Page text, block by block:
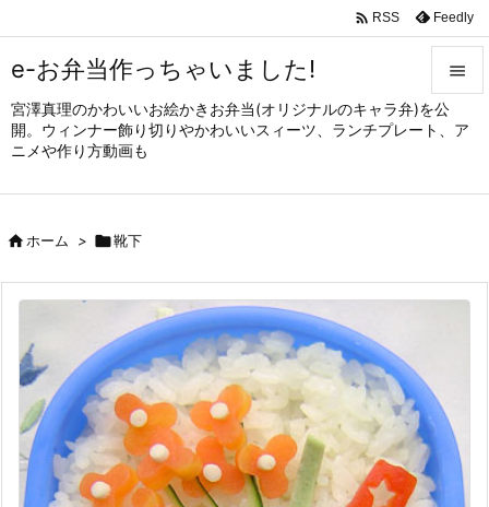
e-お弁当作っちゃいました!
宮澤真理のかわいいお絵かきお弁当(オリジナルのキャラ弁)を公
開。ウィンナー飾り切りやかわいいスィーツ、ランチプレート、ア
ニメや作り方動画も


メニュ
サイド

 RSS Feedly
ホーム > 靴下